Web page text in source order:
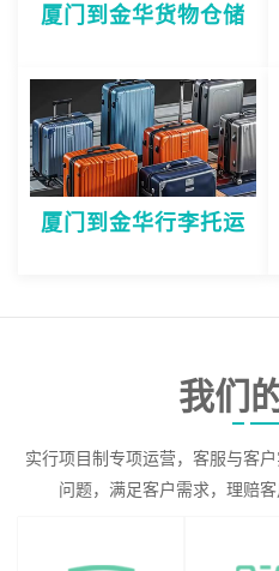
厦门到金华货物仓储
厦门到金华行李托运
我们
实行项目制专项运营，客服与客
问题，满足客户需求，理赔